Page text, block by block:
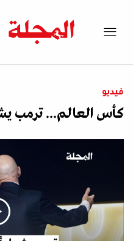
فيديو
كأس العالم... ترمب